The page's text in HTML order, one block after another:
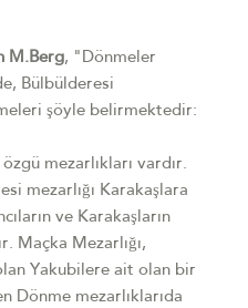
M.Berg, "Dönmeler
Bülbülderesi
şöyle belirmektedir:
mezarlıkları vardır.
mezarlığı Karakaşlara
ve Karakaşların
Maçka Mezarlığı,
Yakubilere ait olan bir
Dönme mezarlıklarıda